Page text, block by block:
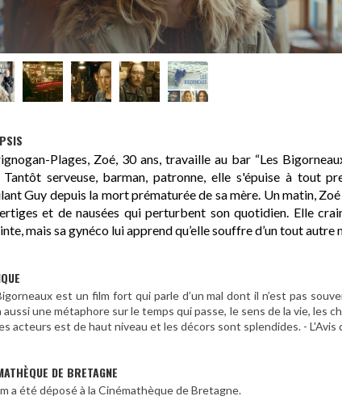
Plages, Zoé, 30 ans, travaille au bar “Les
Tantôt serveuse, barman, patronne, elle s'épuise à tout
Guy depuis la mort prématurée de sa mère. Un matin,
et de nausées qui perturbent son quotidien. Elle
mais sa gynéco lui apprend qu’elle souffre d’un tout autre
est un film fort qui parle d’un mal dont il n’est pas
aussi une métaphore sur le temps qui passe, le sens de la vie, les
acteurs est de haut niveau et les décors sont splendides. - L'Avis
DE BRETAGNE
a été déposé à la Cinémathèque de Bretagne.